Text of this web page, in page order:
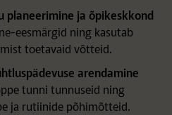
planeerimine ja õpikeskkond
eesmärgid ning kasutab
toetavaid võtteid.
ädevuse arendamine
tunni tunnuseid ning
ja rutiinide põhimõtteid.